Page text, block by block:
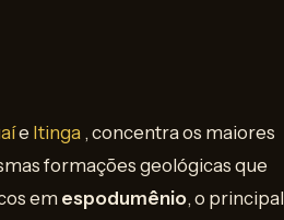
e Itinga , concentra os maiores
formações geológicas que
em espodumênio, o principal